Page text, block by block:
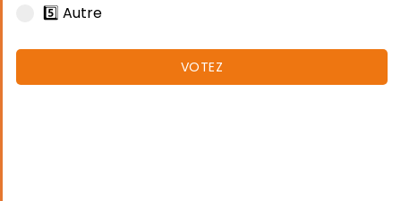
5️⃣ Autre
VOTEZ